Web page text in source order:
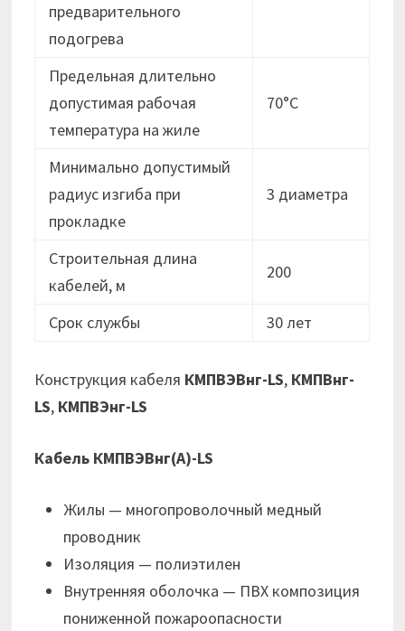
предварительного
подогрева
Предельная длительно
допустимая рабочая
температура на жиле
70°C
Минимально допустимый
радиус изгиба при
прокладке
3 диаметра
Строительная длина
кабелей, м
200
Срок службы 30 лет
Конструкция кабеля КМПВЭВнг-LS, КМПВнг-
LS, КМПВЭнг-LS
Кабель КМПВЭВнг(А)-LS
Жилы — многопроволочный медный
проводник
Изоляция — полиэтилен
Внутренняя оболочка — ПВХ композиция
пониженной пожароопасности